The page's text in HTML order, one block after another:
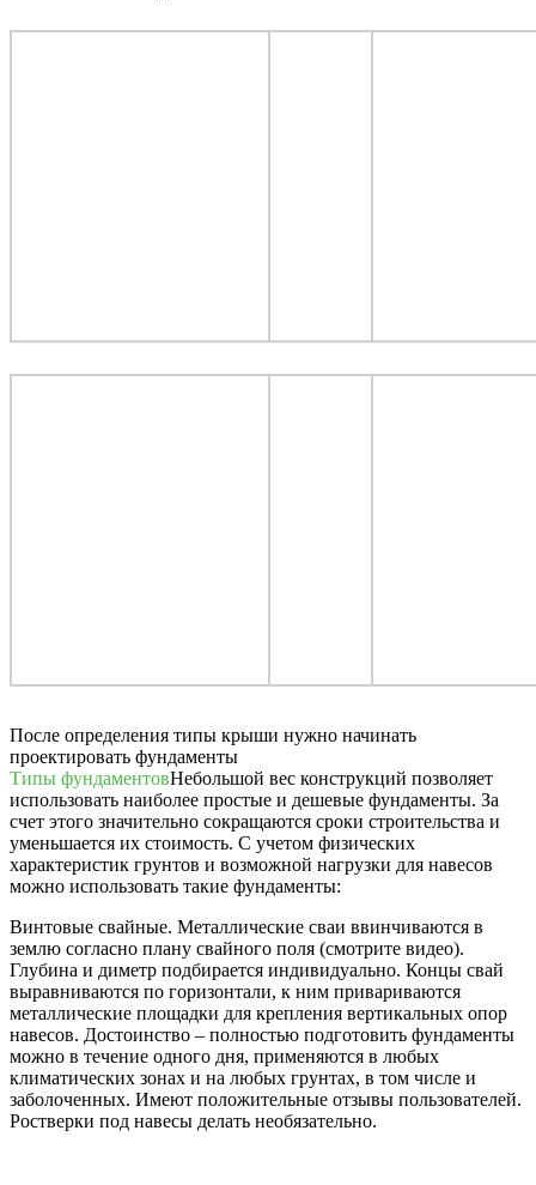
После определения типы крыши нужно начинать
проектировать фундаменты
Типы фундаментовНебольшой вес конструкций позволяет
использовать наиболее простые и дешевые фундаменты. За
счет этого значительно сокращаются сроки строительства и
уменьшается их стоимость. С учетом физических
характеристик грунтов и возможной нагрузки для навесов
можно использовать такие фундаменты:
Винтовые свайные. Металлические сваи ввинчиваются в
землю согласно плану свайного поля (смотрите видео).
Глубина и диметр подбирается индивидуально. Концы свай
выравниваются по горизонтали, к ним привариваются
металлические площадки для крепления вертикальных опор
навесов. Достоинство – полностью подготовить фундаменты
можно в течение одного дня, применяются в любых
климатических зонах и на любых грунтах, в том числе и
заболоченных. Имеют положительные отзывы пользователей.
Ростверки под навесы делать необязательно.